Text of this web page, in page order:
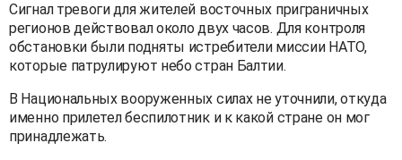
Сигнал тревоги для жителей восточных приграничных
регионов действовал около двух часов. Для контроля
обстановки были подняты истребители миссии НАТО,
которые патрулируют небо стран Балтии.
В Национальных вооруженных силах не уточнили, откуда
именно прилетел беспилотник и к какой стране он мог
принадлежать.